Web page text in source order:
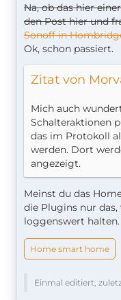
Na, ob das hier
den Post hier und
Sonoff in
Ok, schon passiert.
Zitat von
Mich auch
Schalteraktionen
das im Protokoll
werden. Dort
angezeigt.
Meinst du das
die Plugins nur
loggenswert halten.
Home smart home
Einmal editiert,